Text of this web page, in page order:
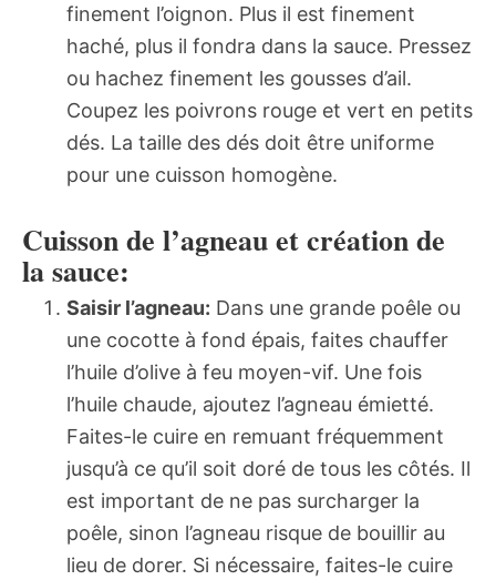
finement l’oignon. Plus il est finement
haché, plus il fondra dans la sauce. Pressez
ou hachez finement les gousses d’ail.
Coupez les poivrons rouge et vert en petits
dés. La taille des dés doit être uniforme
pour une cuisson homogène.
Cuisson de l’agneau et création de
la sauce:
Saisir l’agneau: Dans une grande poêle ou
une cocotte à fond épais, faites chauffer
l’huile d’olive à feu moyen-vif. Une fois
l’huile chaude, ajoutez l’agneau émietté.
Faites-le cuire en remuant fréquemment
jusqu’à ce qu’il soit doré de tous les côtés. Il
est important de ne pas surcharger la
poêle, sinon l’agneau risque de bouillir au
lieu de dorer. Si nécessaire, faites-le cuire